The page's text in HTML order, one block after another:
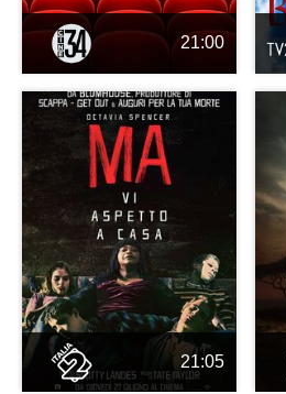
21:00
21:05